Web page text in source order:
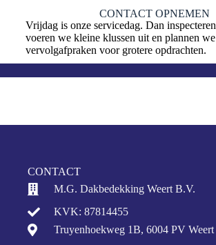
CONTACT OPNEMEN
Vrijdag is onze servicedag. Dan
voeren we kleine klussen uit en plannen we
vervolgafpraken voor grotere opdrachten.
CONTACT
M.G. Dakbedekking Weert B.V.
KVK: 87814455
Truyenhoekweg 1B, 6004 PV Weert